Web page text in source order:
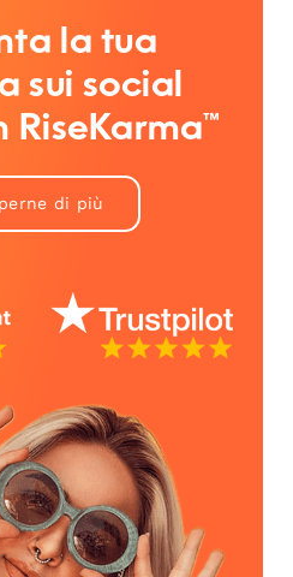
la tua
sui social
RiseKarma™
di più